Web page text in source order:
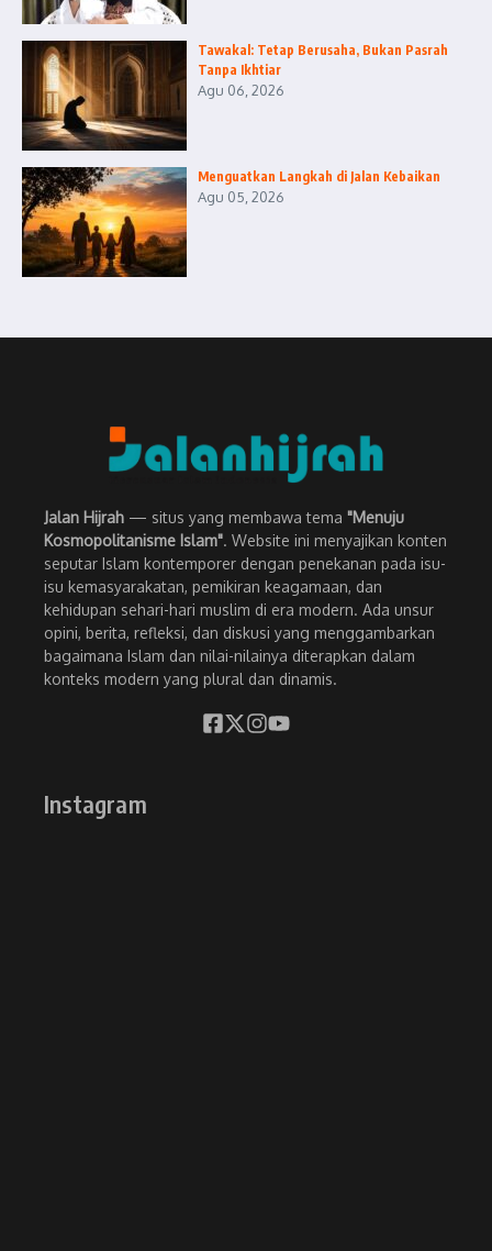
Tawakal: Tetap Berusaha, Bukan Pasrah
Tanpa Ikhtiar
Agu 06, 2026
Menguatkan Langkah di Jalan Kebaikan
Agu 05, 2026
Jalan Hijrah — situs yang membawa tema "Menuju
Kosmopolitanisme Islam". Website ini menyajikan konten
seputar Islam kontemporer dengan penekanan pada isu-
isu kemasyarakatan, pemikiran keagamaan, dan
kehidupan sehari-hari muslim di era modern. Ada unsur
opini, berita, refleksi, dan diskusi yang menggambarkan
bagaimana Islam dan nilai-nilainya diterapkan dalam
konteks modern yang plural dan dinamis.
Instagram